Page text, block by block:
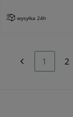
wysyłka 24h
1 2